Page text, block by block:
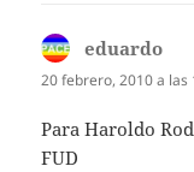
eduardo
20 febrero, 2010 a las
Para Haroldo
FUD